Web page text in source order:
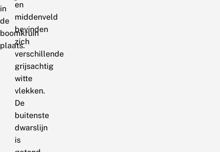
in
de
boomkruin
plaats.
en
middenveld
bevinden
zich
verschillende
grijsachtig
witte
vlekken.
De
buitenste
dwarslijn
is